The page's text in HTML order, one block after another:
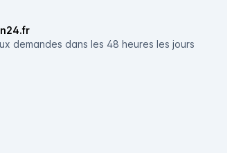
demandes dans les 48 heures les jours